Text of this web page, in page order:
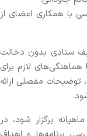
با همکاری اعضای از
ستادی بدون دخالت
هماهنگی‌های لازم برای
توضیحات مفصلی ارائه
برگزار شود، در